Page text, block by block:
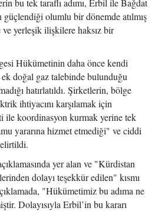
bu tek taraflı adımı, Erbil ile Bağdat
olumlu bir dönemde atılmış
yerleşik ilişkilere haksız bir
Hükümetinin daha önce kendi
doğal gaz talebinde bulunduğu
hatırlatıldı. Şirketlerin, bölge
ihtiyacını karşılamak için
koordinasyon kurmak yerine tek
yararına hizmet etmediği" ve ciddi
yer alan ve "Kürdistan
dolayı teşekkür edilen" kısmı
"Hükümetimiz bu adıma ne
Dolayısıyla Erbil’in bu kararı